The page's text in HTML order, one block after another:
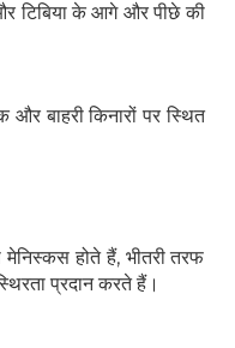
टिबिया के आगे और पीछे की
बाहरी किनारों पर स्थित
होते हैं, भीतरी तरफ
प्रदान करते हैं।